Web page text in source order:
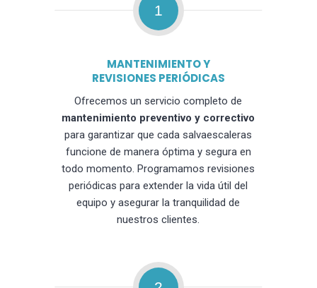
1
MANTENIMIENTO Y
REVISIONES PERIÓDICAS
Ofrecemos un servicio completo de
mantenimiento preventivo y correctivo
para garantizar que cada salvaescaleras
funcione de manera óptima y segura en
todo momento. Programamos revisiones
periódicas para extender la vida útil del
equipo y asegurar la tranquilidad de
nuestros clientes.